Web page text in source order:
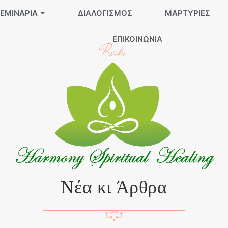
ΔΙΑΛΟΓΙΣΜΌΣ ΜΑΡΤΥΡΊΕΣ
ΕΠΙΚΟΙΝΩΝΊΑ
Reiki
Νέα κι Άρθρα